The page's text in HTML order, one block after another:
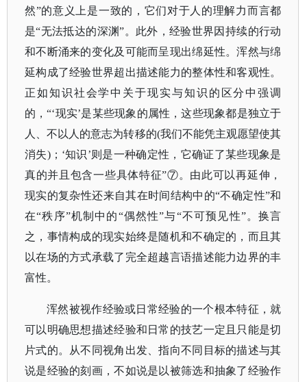
然”的意义上是一致的，它们对于人的理解力而言都
是“无法抵达的深渊”。此外，经验世界因持续的行动
和不断涌来的变化及可能而呈现出绵延性。浑然与绵
延构成了经验世界超出描述能力的整体性和客观性。
正如知识社会学中关于现实与知识的区分中强调
的，“‘现实’是某些现象的属性，这些现象都是独立于
人、不以人的意志为转移的(我们不能凭主观愿望使其
消失)；‘知识’则是一种确定性，它确证了某些现象是
真的并且包含一些具体特征”⑦。由此可以再延伸，
现实的复杂性还来自其在时间结构中的“不确定性”和
在“秩序”机制中的“偶然性”与“不可预见性”。换言
之，事情构成的现实始终是随机和不确定的，而且其
以在场的方式承载了完全超越言语描述能力边界的丰
富性。
浑然被视作经验或日常经验的一个根本特征，就
可以明确思想描述经验和日常的技艺一定且只能是切
片式的。从不同视角出发、指向不同目标的描述与其
说是经验的刻画，不如说是以被筛选和抽象了经验作